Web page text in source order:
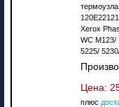
Xerox
WC M123/
5225/
Цена:
плюс